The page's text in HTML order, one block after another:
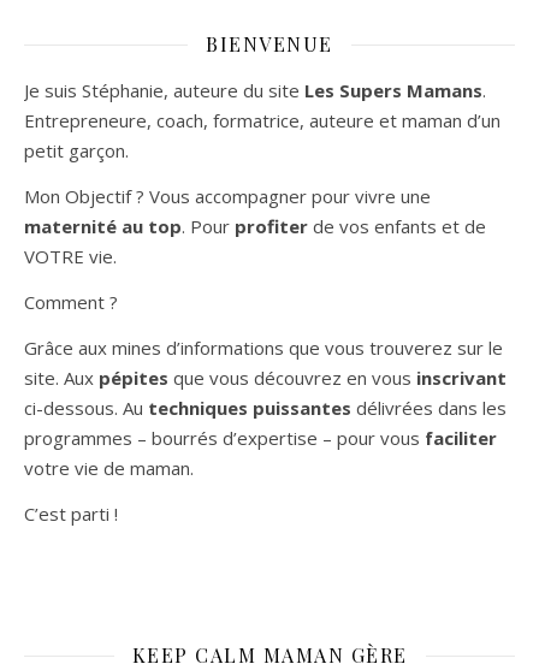
BIENVENUE
Je suis Stéphanie, auteure du site Les Supers Mamans.
Entrepreneure, coach, formatrice, auteure et maman d’un
petit garçon.
Mon Objectif ? Vous accompagner pour vivre une
maternité au top. Pour profiter de vos enfants et de
VOTRE vie.
Comment ?
Grâce aux mines d’informations que vous trouverez sur le
site. Aux pépites que vous découvrez en vous inscrivant
ci-dessous. Au techniques puissantes délivrées dans les
programmes – bourrés d’expertise – pour vous faciliter
votre vie de maman.
C’est parti !
KEEP CALM MAMAN GÈRE